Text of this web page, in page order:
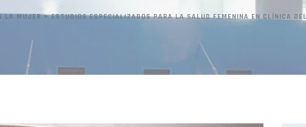
LA MUJER>ESTUDIOS ESPECIALIZADOS PARA LA SALUD FEMENINA EN CLÍNICA